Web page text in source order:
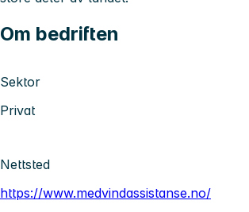
Om bedriften
Sektor
Privat
Nettsted
https://www.medvindassistanse.no/